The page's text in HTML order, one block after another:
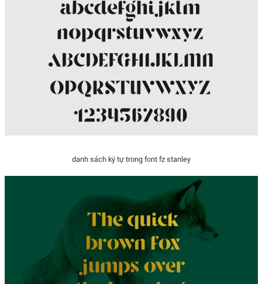
danh sách ký tự trong font fz stanley